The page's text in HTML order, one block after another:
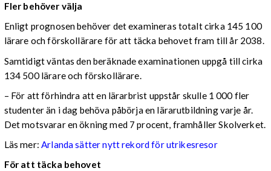
Fler behöver välja
Enligt prognosen behöver det examineras totalt cirka 145 100
lärare och förskollärare för att täcka behovet fram till år 2038.
Samtidigt väntas den beräknade examinationen uppgå till cirka
134 500 lärare och förskollärare.
– För att förhindra att en lärarbrist uppstår skulle 1 000 fler
studenter än i dag behöva påbörja en lärarutbildning varje år.
Det motsvarar en ökning med 7 procent, framhåller Skolverket.
Läs mer:Arlanda sätter nytt rekord för utrikesresor
För att täcka behovet